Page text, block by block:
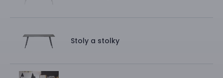
Stoly a stolky